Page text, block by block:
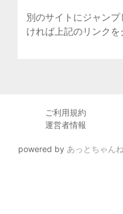
別のサイトにジャン
ければ上記のリンク
ご利用規約
運営者情報
powered by あっとちゃん